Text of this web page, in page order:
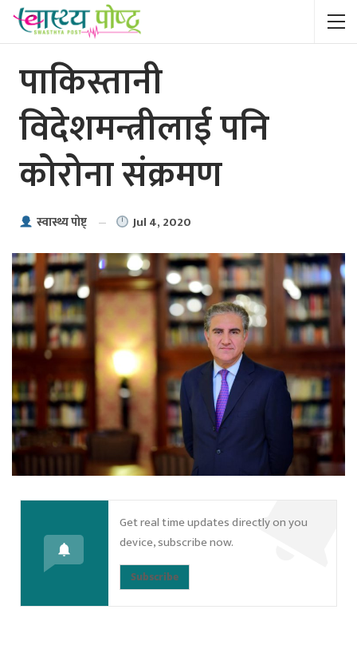
पाकिस्तानी
विदेशमन्त्रीलाई पनि
कोरोना संक्रमण
स्वास्थ्य पाेष्ट् Jul 4, 2020
Get real time updates directly on you
device, subscribe now.
Subscribe